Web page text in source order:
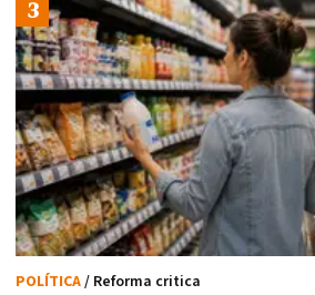
POLÍTICA/ Reforma critica